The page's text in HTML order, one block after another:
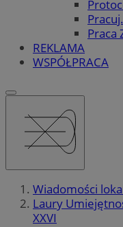
Praca
REKLAMA
WSPÓŁPRACA
Wiadomości
Laury
XXVI